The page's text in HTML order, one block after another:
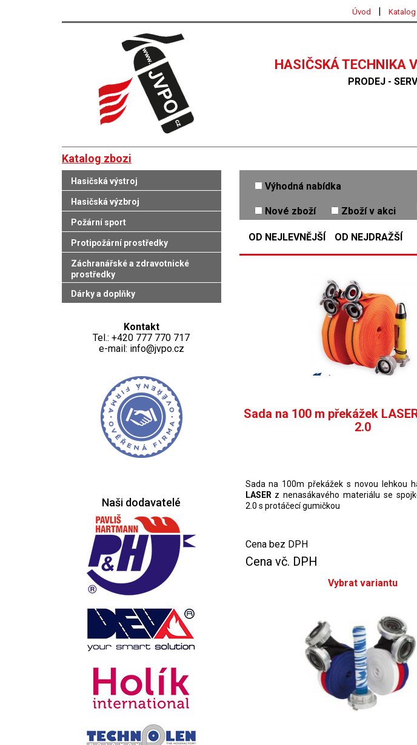
Úvod |
HASIČSKÁ TECHNIKA
PRODEJ -
Katalog zbozi
Hasičská výstroj
Hasičská výzbroj
Požární sport
Protipožární prostředky
Záchranářské a zdravotnické
prostředky
Dárky a doplňky
Kontakt
Tel.: +420 777 770 717
e-mail: info@jvpo.cz
Naši dodavatelé
Výhodná nabídka
Nové zboží Zboží v akci
OD NEJLEVNĚJŠÍ OD NEJDRAŽŠÍ
Sada na 100 m překážek
2.0
Sada na 100m překážek s novou lehkou
LASER z nenasákavého materiálu se
2.0 s protáčecí gumičkou
Cena bez DPH
Cena vč. DPH
Vybrat variantu